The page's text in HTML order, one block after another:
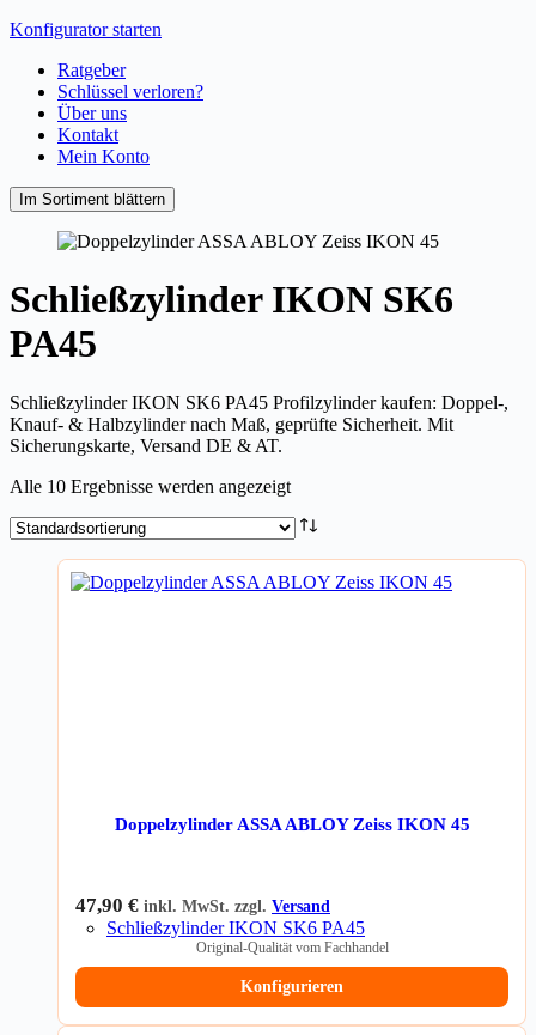
Konfigurator starten
Ratgeber
Schlüssel verloren?
Über uns
Kontakt
Mein Konto
Im Sortiment blättern
Schließzylinder IKON SK6
PA45
Schließzylinder IKON SK6 PA45 Profilzylinder kaufen: Doppel-,
Knauf- & Halbzylinder nach Maß, geprüfte Sicherheit. Mit
Sicherungskarte, Versand DE & AT.
Alle 10 Ergebnisse werden angezeigt
Doppelzylinder ASSA ABLOY Zeiss IKON 45
47,90 € inkl. MwSt. zzgl. Versand
Schließzylinder IKON SK6 PA45
Original-Qualität vom Fachhandel
Konfigurieren